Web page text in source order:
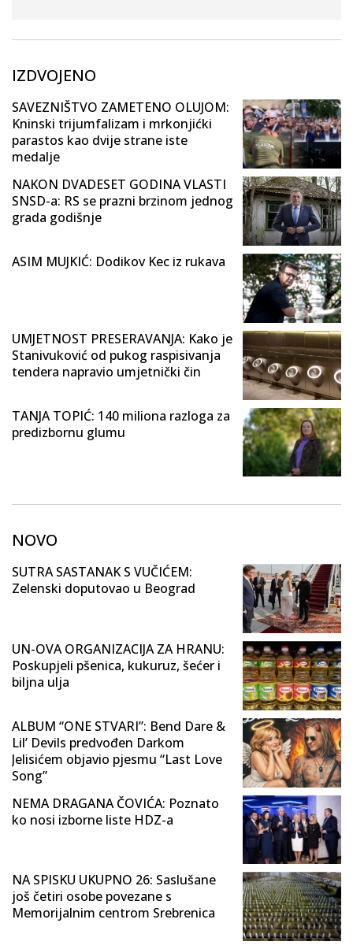
IZDVOJENO
SAVEZNIŠTVO ZAMETENO OLUJOM:
Kninski trijumfalizam i mrkonjićki
parastos kao dvije strane iste
medalje
NAKON DVADESET GODINA VLASTI
SNSD-a: RS se prazni brzinom jednog
grada godišnje
ASIM MUJKIĆ: Dodikov Kec iz rukava
UMJETNOST PRESERAVANJA: Kako je
Stanivuković od pukog raspisivanja
tendera napravio umjetnički čin
TANJA TOPIĆ: 140 miliona razloga za
predizbornu glumu
NOVO
SUTRA SASTANAK S VUČIĆEM:
Zelenski doputovao u Beograd
UN-OVA ORGANIZACIJA ZA HRANU:
Poskupjeli pšenica, kukuruz, šećer i
biljna ulja
ALBUM “ONE STVARI”: Bend Dare &
Lil’ Devils predvođen Darkom
Jelisićem objavio pjesmu “Last Love
Song”
NEMA DRAGANA ČOVIĆA: Poznato
ko nosi izborne liste HDZ-a
NA SPISKU UKUPNO 26: Saslušane
još četiri osobe povezane s
Memorijalnim centrom Srebrenica